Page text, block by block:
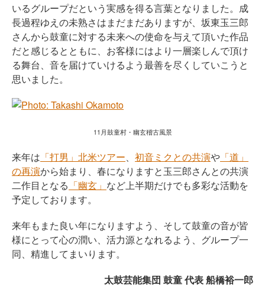
いるグループだという実感を得る言葉となりました。成
長過程ゆえの未熟さはまだまだありますが、坂東玉三郎
さんから鼓童に対する未来への使命を与えて頂いた作品
だと感じるとともに、お客様にはより一層楽しんで頂け
る舞台、音を届けていけるよう最善を尽くしていこうと
思いました。
11月鼓童村・幽玄稽古風景
来年は 「打男」北米ツアー、 初音ミクとの共演や 「道」
の再演から始まり、春になりますと玉三郎さんとの共演
二作目となる 「幽玄」 など上半期だけでも多彩な活動を
予定しております。
来年もまた良い年になりますよう、そして鼓童の音が皆
様にとって心の潤い、活力源となれるよう、グループ一
同、精進してまいります。
太鼓芸能集団 鼓童 代表 船橋裕一郎